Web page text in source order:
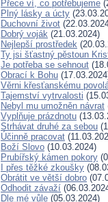
Přece ví, co potřebujeme
Plný lásky a úcty
Duchovní život
Dobrý voják (21.03.2024)
Nejlepší prostředek
Ty jsi šťastný pěstoun
Je potřeba se sehnout
Obrací k Bohu
Věrni křesťanskému
Tajemství vytrvalosti
Nebyl mu umožněn návrat
Vyplňuje prázdnotu
Strhávat druhé za sebou
Účinně pracovat
Boží Slovo (10.03.2024)
Prubířský kámen pokory
I přes těžké zkoušky
Obrátit ve větší dobro
Odhodit závaží
Dle mé vůle (05.03.2024)